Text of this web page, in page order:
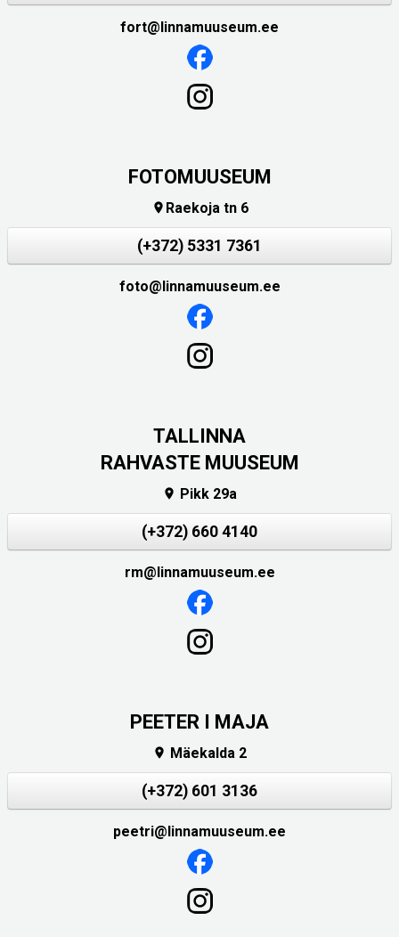
fort@linnamuuseum.ee
FOTOMUUSEUM
 Raekoja tn 6
(+372) 5331 7361
foto@linnamuuseum.ee
TALLINNA
RAHVASTE MUUSEUM
 Pikk 29a
(+372) 660 4140
rm@linnamuuseum.ee
PEETER I MAJA
 Mäekalda 2
(+372) 601 3136
peetri@linnamuuseum.ee